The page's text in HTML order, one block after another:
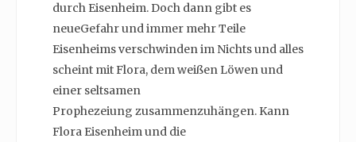
durch Eisenheim. Doch dann gibt es
neueGefahr und immer mehr Teile
Eisenheims verschwinden im Nichts und alles
scheint mit Flora, dem weißen Löwen und
einer seltsamen
Prophezeiung zusammenzuhängen. Kann
Flora Eisenheim und die